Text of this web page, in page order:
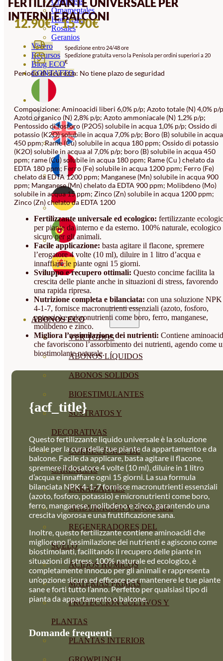
Ornamentales
Hortensias
Rosales
Geranios
Vivero
Recursos
Blog ECO
CONTATTO
ABONOS ECO
VER TODOS
ABONOS LÍQUIDOS
ABONOS SOLIDOS
BIOESTIMULANTES
SUSTRATOS Y
DECORATIVAS
CORRECTORES DE
CARENCIAS
ENRAIZANTES
MADURACIÓN Y ENGORDE
REGENERADORES DEL
SUELO
ÁCIDOS HÚMICOS
MATERIAS PRIMAS
PROTECCIÓN CULTIVOS Y
PLANTAS
PLANTAS INTERIOR
GROWPUNCH
INTERNI E BALCONI
12.90€-15.90€FASCIA
PREZZO:
12.90€
15.90€
Spedizione entro 24/48 ore
Spedizione gratuita verso la Penisola per ordini superiori a 20
€
Periodo di sicurezza: No tiene plazo de seguridad
Composizione: Aminoacidi liberi 6,0% p/p; Azoto totale (N) 4,0% p/
Azoto organico (N) 2,8% p/p; Azoto ammoniacale (N) 1,2% p/p;
Pentossido di fosforo (P2O5) solubile in acqua 1,0% p/p; Ossido di
potassio (K2O) solubile in acqua 7,0% p/p; Boro (B) solubile in acqua
450 ppm; Rame (Cu) solubile in acqua 180 ppm; Ossido di potassio
(K2O) solubile in acqua al 7,0% p/p; boro (B) solubile in acqua 450
ppm; rame (Cu) solubile in acqua 180 ppm; Rame (Cu ) chelato da
EDTA 180 ppm; Ferro (Fe) solubile in acqua 1200 ppm; Ferro (Fe)
chelato da EDTA 1200 ppm; Manganese (Mn) solubile in acqua 900
ppm; Manganese (Mn) chelato da EDTA 900 ppm; Molibdeno (Mo)
solubile in acqua 15 ppm; Zinco (Zn) solubile in acqua 1200 ppm;
Zinco (Zn) chelato da EDTA 1200
Fertilizzante universale ed ecologico: fertilizzante
per piante da interno e da esterno. 100% naturale, ecologico
sicuro per gli animali.
Facile applicazione: basta agitare il flacone, spremere
l’erogatore 4 volte (10 ml), diluire in 1 litro d’acqua e
innaffiare le piante ogni 15 giorni.
Sviluppo e recupero ottimali: Questo concime facilita la
crescita delle piante anche in situazioni di stress, favorendo
una rapida ripresa.
Nutrizione completa e bilanciata: con una soluzione NPK
4-1-7, fornisce macronutrienti essenziali (azoto, fosforo,
potassio) e micronutrienti come boro, ferro, manganese,
molibdeno e zinco.
Migliora l’assimilazione dei nutrienti: Contiene
che favoriscono l’assorbimento dei nutrienti, agendo come
biostimolante naturale.
{acf_title}
Questo fertilizzante liquido universale è la soluzione
ideale per la cura delle tue piante da appartamento e da
balcone. Facile da applicare, basta agitare il flacone,
spremere il dosatore 4 volte (10 ml), diluire in 1 litro
d’acqua e innaffiare ogni 15 giorni. La sua formula
bilanciata NPK 4-1-7 fornisce macronutrienti essenziali
(azoto, fosforo, potassio) e micronutrienti come boro,
ferro, manganese, molibdeno e zinco, garantendo una
crescita vigorosa e una fruttificazione sana.
Inoltre, questo fertilizzante contiene aminoacidi che
migliorano l’assimilazione dei nutrienti e agiscono come
biostimolanti, facilitando il recupero delle piante in
situazioni di stress. 100% naturale ed ecologico, è
completamente innocuo per gli animali e rappresenta
un’opzione sicura ed efficace per mantenere le tue piante
sane e forti tutto l’anno. Perfetto per qualsiasi tipo di
pianta da appartamento o balcone.
Domande frequenti